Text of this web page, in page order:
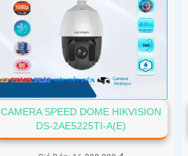
CAMERA SPEED DOME HIKVISION
DS-2AE5225TI-A(E)